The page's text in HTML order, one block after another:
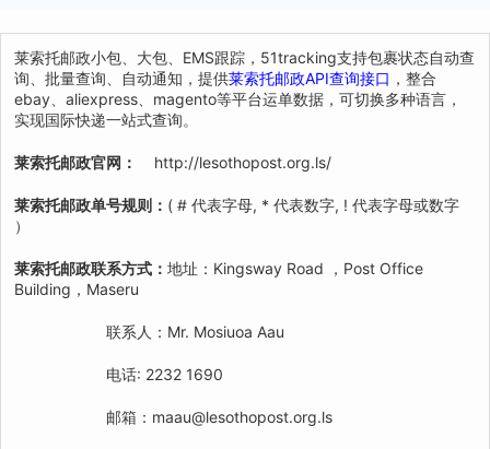
莱索托邮政小包、大包、EMS跟踪，51tracking支持包裹状态自动查
询、批量查询、自动通知，提供莱索托邮政API查询接口 ，整合
ebay、aliexpress、magento等平台运单数据，可切换多种语言，
实现国际快递一站式查询。
莱索托邮政官网： http://lesothopost.org.ls/
莱索托邮政单号规则： ( # 代表字母, * 代表数字, ! 代表字母或数字
）
莱索托邮政联系方式： 地址：Kingsway Road ，Post Office
Building，Maseru
联系人：Mr. Mosiuoa Aau
电话: 2232 1690
邮箱：maau@lesothopost.org.ls